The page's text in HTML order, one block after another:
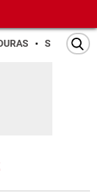
SAN PEDRO